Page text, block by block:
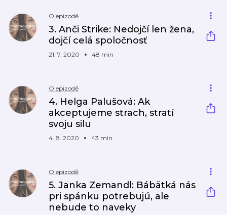
O epizodě
3. Anči Strike: Nedojčí len žena,
dojčí celá spoločnosť
21. 7. 2020 48 min
O epizodě
4. Helga Palušová: Ak
akceptujeme strach, stratí
svoju silu
4. 8. 2020 43 min
O epizodě
5. Janka Zemandl: Bábätká nás
pri spánku potrebujú, ale
nebude to naveky